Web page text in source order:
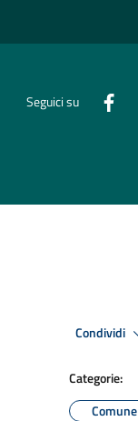
Seguici su
Condividi
Categorie:
Comune